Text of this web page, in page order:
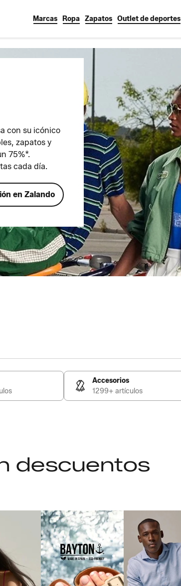
Marcas Ropa Zapatos Outlet de deportes
con su icónico
zapatos y
75%*.
cada día.
en Zalando
Accesorios
1299+ artículos
descuentos